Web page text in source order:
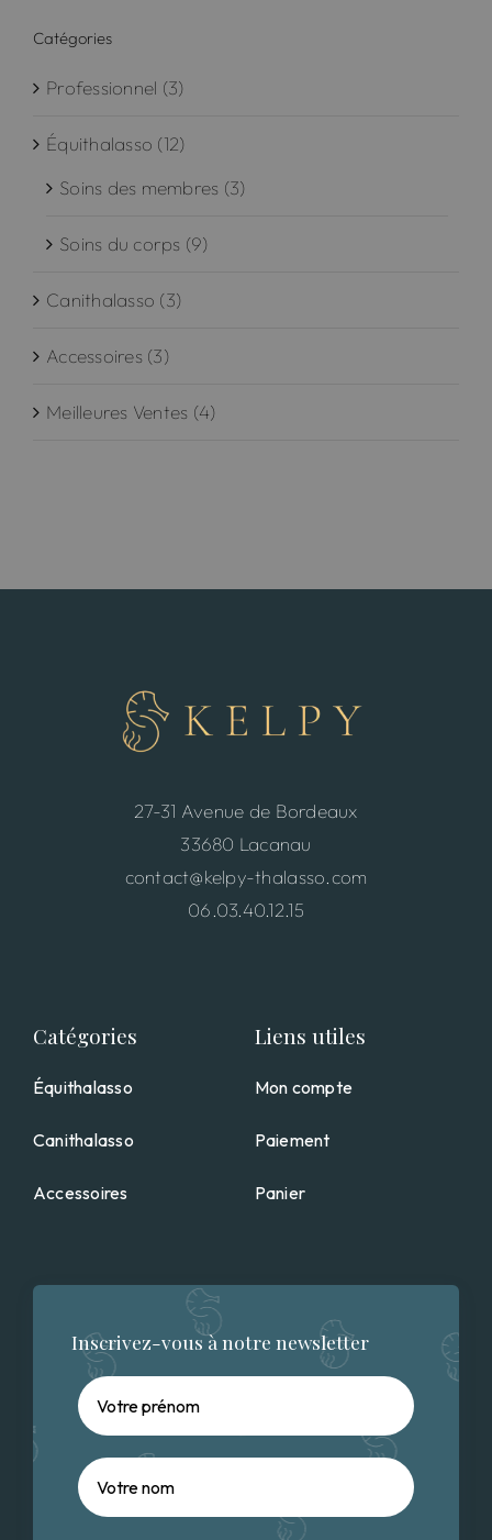
Catégories
Professionnel (3)
Équithalasso (12)
Soins des membres (3)
Soins du corps (9)
Canithalasso (3)
Accessoires (3)
Meilleures Ventes (4)
27-31 Avenue de Bordeaux
33680 Lacanau
contact@kelpy-thalasso.com
06.03.40.12.15
Catégories
Équithalasso
Canithalasso
Accessoires
Liens utiles
Mon compte
Paiement
Panier
Inscrivez-vous à notre newsletter
Prénom
Nom